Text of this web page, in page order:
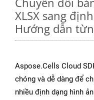
XLSX sang
Hướng dẫn
Aspose.Cells Cloud
chóng và dễ dàng để
nhiều định dạng hình